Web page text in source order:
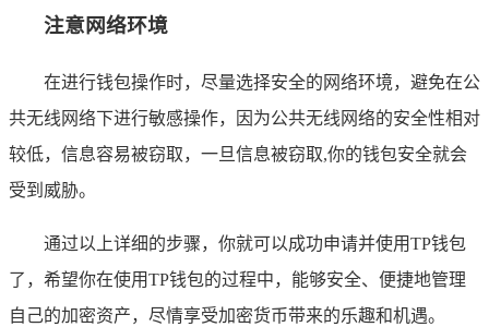
注意网络环境
在进行钱包操作时，尽量选择安全的网络环境，避免在公
共无线网络下进行敏感操作，因为公共无线网络的安全性相对
较低，信息容易被窃取，一旦信息被窃取,你的钱包安全就会
受到威胁。
通过以上详细的步骤，你就可以成功申请并使用TP钱包
了，希望你在使用TP钱包的过程中，能够安全、便捷地管理
自己的加密资产，尽情享受加密货币带来的乐趣和机遇。